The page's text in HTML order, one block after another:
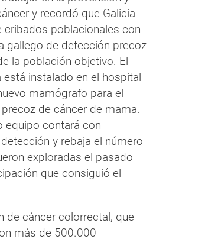
y recordó que Galicia
cribados poblacionales con
gallego de detección precoz
la población objetivo. El
instalado en el hospital
mamógrafo para el
de cáncer de mama.
equipo contará con
y rebaja el número
exploradas el pasado
que consiguió el
de cáncer colorrectal, que
más de 500.000